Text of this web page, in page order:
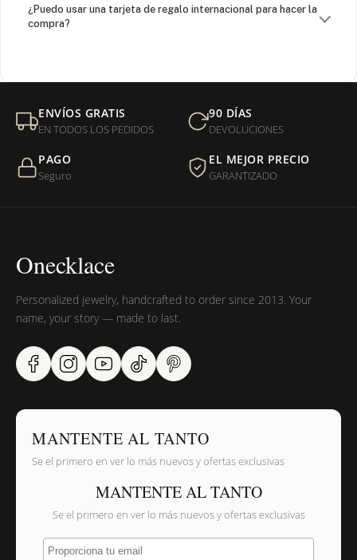
¿Puedo usar una tarjeta de regalo internacional para hacer la
compra?
Mi orden fue devuelta por USPS, ¿qué hago para que sea
entregada?
¿Sus productos son libres de níquel?
ENVÍOS GRATIS
EN TODOS LOS PEDIDOS
90 DÍAS
DEVOLUCIONES
PAGO
Seguro
EL MEJOR PRECIO
GARANTIZADO
Onecklace
Personalized jewelry, handcrafted to order since 2013. Your
name, your story — made to last.
MANTENTE AL TANTO
Se el primero en ver lo más nuevos y ofertas exclusivas
MANTENTE AL TANTO
Se el primero en ver lo más nuevos y ofertas exclusivas
Proporciona tu email